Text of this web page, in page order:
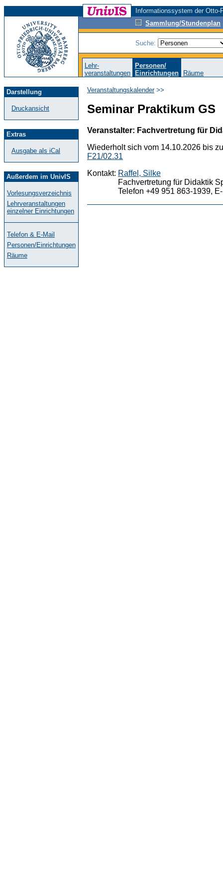
Informationssystem der
Sammlung/Stundenplan
Suche:
Lehr-
veranstaltungen
Personen/
Einrichtungen
Räume
Darstellung
Druckansicht
Extras
Ausgabe als iCal
Außerdem im UnivIS
Vorlesungsverzeichnis
Lehrveranstaltungen
einzelner Einrichtungen
Telefon & E-Mail
Personen/Einrichtungen
Räume
Veranstaltungskalender>>
Seminar Praktikum GS
Veranstalter: Fachvertretung für
Wiederholt sich vom 14.10.2026 bis
F21/02.31
Kontakt: Raffel, Silke
Fachvertretung für Didaktik
Telefon +49 951 863-1939,